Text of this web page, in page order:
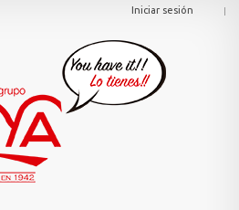
Iniciar sesión